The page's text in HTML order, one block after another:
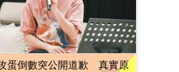
蛋倒數突公開道歉 真實原